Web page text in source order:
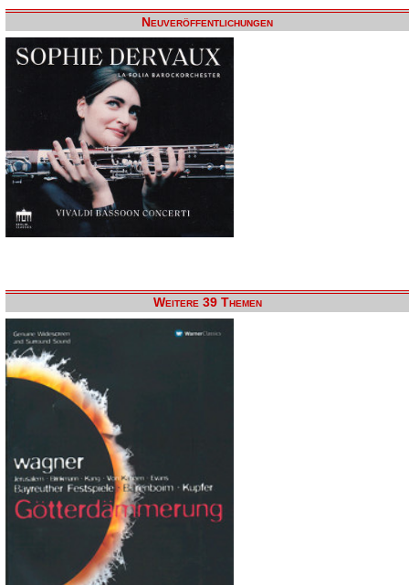
Neuveröffentlichungen
Weitere 39 Themen